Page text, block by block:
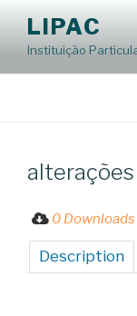
conteúdo
LIPAC
Instituição
0 Downloads
Description